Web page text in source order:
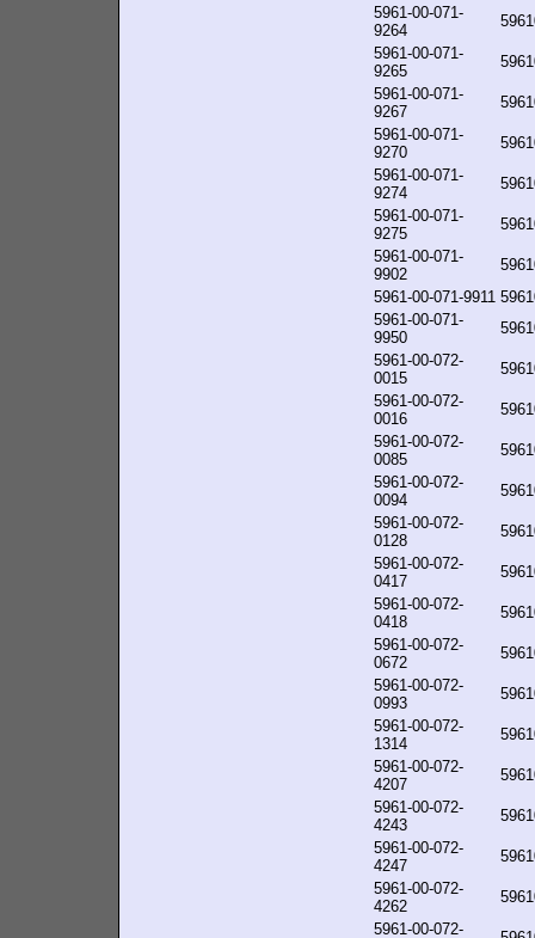
5961-00-071-
9264
5961-00-071-
9265
5961-00-071-
9267
5961-00-071-
9270
5961-00-071-
9274
5961-00-071-
9275
5961-00-071-
9902
5961-00-071-9911
5961-00-071-
9950
5961-00-072-
0015
5961-00-072-
0016
5961-00-072-
0085
5961-00-072-
0094
5961-00-072-
0128
5961-00-072-
0417
5961-00-072-
0418
5961-00-072-
0672
5961-00-072-
0993
5961-00-072-
1314
5961-00-072-
4207
5961-00-072-
4243
5961-00-072-
4247
5961-00-072-
4262
5961-00-072-